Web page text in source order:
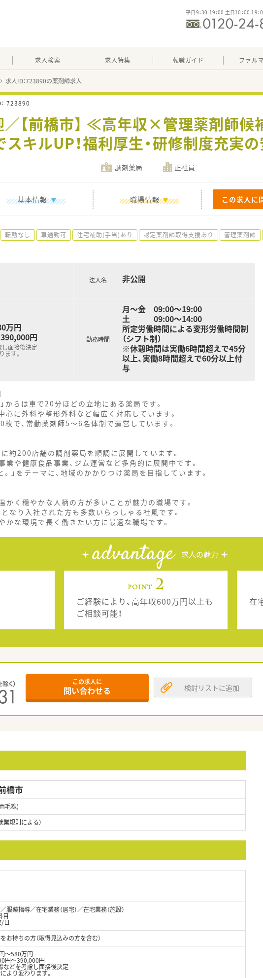
平日9：30-19：00 土日10：00-19：
求人検索 求人特集 転職ガイド ファル
求人ID：723890の薬剤師求人
723890
【前橋市】 ≪高年収×管理薬剤師
スキルUP！福利厚生・研修制度充実の
調剤薬局 正社員
基本情報 職場情報 この求人に
転勤なし 車通勤可 住宅補助(手当)あり 認定薬剤師取得支援あり 管理薬剤師
万円
円
面接後決定
ます。
法人名 非公開
勤務時間
月～金 09:00～19:00
土 09:00～14:00
所定労働時間による変形労働時間制
（シフト制）
※休憩時間は実働6時間超えで45分
以上、実働8時間超えで60分以上付
与
からは車で20分ほどの立地にある薬局です。
に外科や整形外科など幅広く対応しています。
で、常勤薬剤師5～6名体制で運営しています。
約200店舗の調剤薬局を順調に展開しています。
や健康食品事業、ジム運営など多角的に展開中です。
」をテーマに、地域のかかりつけ薬局を目指しています。
かく穏やかな人柄の方が多いことが魅力の職場です。
なり入社された方も多数いらっしゃる社風です。
な環境で長く働きたい方に最適な職場です。
advantage 求人の魅力
ご経験により、高年収600万円以上も
ご相談可能！
在
この求人に
問い合わせる 検討リストに追加
橋市
毛線)
業規則による）
服薬指導／在宅業務（居宅）／在宅業務（施設）
目
/日
お持ちの方（取得見込みの方を含む）
～580万円
円～390,000円
などを考慮し面接後決定
より変わります。